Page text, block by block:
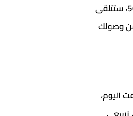
في تكسي كويت كاب، يمكنكم الاعتماد على خدمة توصيل العدان على مدار الساعة. بمجرد الاتصال على الرقم 50901617، ستتلقى
وصولك
وقت اليوم،